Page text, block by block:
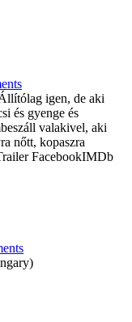
igen, de aki
és gyenge és
valakivel, aki
nőtt, kopaszra
FacebookIMDb